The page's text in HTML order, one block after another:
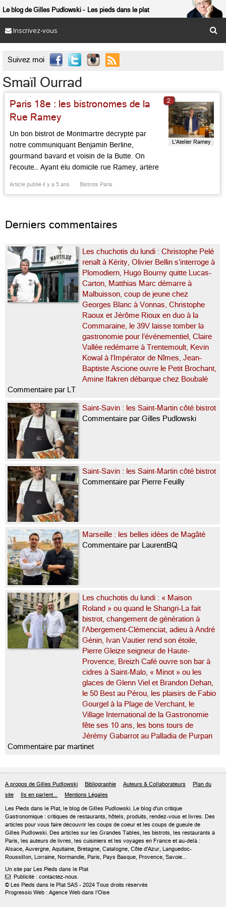
Le blog de Gilles Pudlowski Les pieds dans le plat
Inscrivez-vous
Suivez moi 
Smaïl Ourrad
Paris 18e : les bistronomes de la
Rue Ramey
Un bon bistrot de Montmartre décrypté par
notre communiquant Benjamin Berline,
gourmand bavard et voisin de la Butte. On
l’écoute… Ayant élu domicile rue Ramey, artère
mouvant de la Butte, cette table bon enfant joue
Article publié il y a 5 ans Bistrots Paris
L'Atelier Ramey
2
Derniers commentaires
Les chuchotis du lundi : Christophe Pelé
renaît à Kérity, Olivier Bellin s’interroge à
Plomodiern, Hugo Bourny quitte Lucas-
Carton, Matthias Marc démarre à
Malbuisson, coup de jeune chez
Georges Blanc à Vonnas, Christophe
Raoux et Jérôme Rioux en duo à la
Commaraine, le 39V laisse tomber la
gastronomie pour l’événementiel, Claire
Vallée redémarre à Trentemoult, Kevin
Kowal à l’Impérator de Nîmes, Jean-
Baptiste Ascione ouvre le Petit Brochant,
Amine Ifakren débarque chez Boubalé
Commentaire par LT
Saint-Savin : les Saint-Martin côté bistrot
Commentaire par Gilles Pudlowski
Saint-Savin : les Saint-Martin côté bistrot
Commentaire par Pierre Feuilly
Marseille : les belles idées de Magâté
Commentaire par LaurentBQ
Les chuchotis du lundi : « Maison
Roland » ou quand le Shangri-La fait
bistrot, changement de génération à
l’Abergement-Clémenciat, adieu à André
Génin, Ivan Vautier rend son étoile,
Pierre Gleize seigneur de Haute-
Provence, Breizh Café ouvre son bar à
cidres à Saint-Malo, « Minot » ou les
glaces de Glenn Viel et Brandon Dehan,
le 50 Best au Pérou, les plaisirs de Fabio
Gourgel à la Plage de Verchant, le
Village International de la Gastronomie
fête ses 10 ans, les bons tours de
Jérémy Gabarrot au Palladia de Purpan
Commentaire par martinet
A propos de Gilles Pudlowski Bibliographie Auteurs & Collaborateurs
Plan du
site
Ils en parlent... Mentions Légales
Les Pieds dans le Plat, le blog de Gilles Pudlowski. Le blog d'un critique
Gastronomique : critiques de restaurants, hôtels, produits, rendez-vous et livres. Des
articles pour vous faire découvrir les coups de coeur et les coups de gueule de
Gilles Pudlowski. Des articles sur les Grandes Tables, les bistrots, les restaurants à
Paris, les auteurs de livres, les cuisiniers et les voyages en France et au-delà :
Alsace, Auvergne, Aquitaine, Bretagne, Catalogne, Côte d'Azur, Languedoc-
Roussillon, Lorraine, Normandie, Paris, Pays Basque, Provence, Savoie...
Un site par Les Pieds dans le Plat
 Publicité : contactez-nous.
© Les Pieds dans le Plat SAS - 2024 Tous droits réservés
Progressio Web : Agence Web dans l'Oise